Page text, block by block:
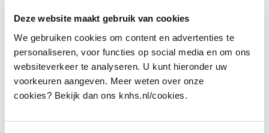
Deze website maakt gebruik van cookies
We gebruiken cookies om content en advertenties te
personaliseren, voor functies op social media en om ons
websiteverkeer te analyseren. U kunt hieronder uw
voorkeuren aangeven. Meer weten over onze
cookies? Bekijk dan ons knhs.nl/cookies.
toezichthouder niet verplicht.
Meer informatie voor wedstrijdorganisaties vind je hier.
Wedstrijden